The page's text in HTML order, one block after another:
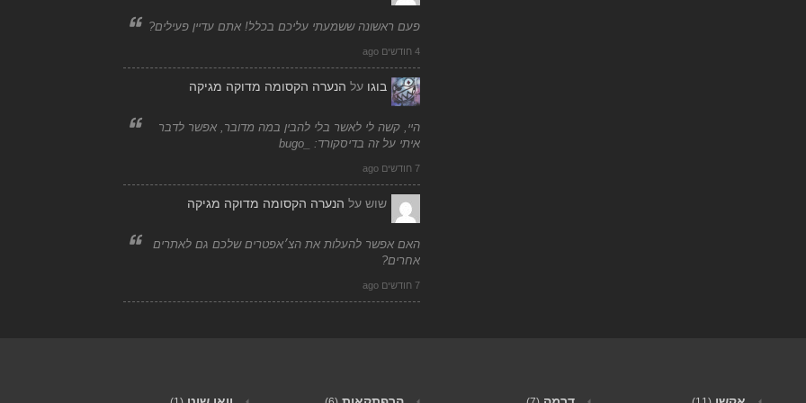
פעם ראשונה ששמעתי עליכם בכלל! אתם עדיין פעילים?
4 חודשים ago
בוגו על הנערה הקסומה מדוקה מגיקה
היי, קשה לי לאשר בלי להבין במה מדובר, אפשר לדבר
איתי על זה בדיסקורד: _bugo
7 חודשים ago
שוש על הנערה הקסומה מדוקה מגיקה
האם אפשר להעלות את הצ׳אפטרים שלכם גם לאתרים
אחרים?
7 חודשים ago